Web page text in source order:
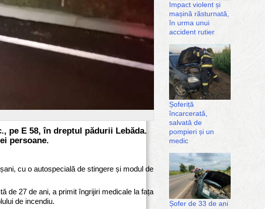
pe E 58, în dreptul pădurii Lebăda.
persoane.
cu o autospecială de stingere și modul de
de 27 de ani, a primit îngrijiri medicale la fața
de incendiu.
Impact violent și
mașină răsturnată,
în urma unui
accident rutier
Șoferiță
încarcerată,
salvată de
pompieri și un
medic
Șofer de 33 de ani